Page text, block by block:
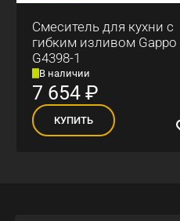
Смеситель для кухни с
гибким изливом Gappo
G4398-1
В наличии
7 654₽
КУПИТЬ